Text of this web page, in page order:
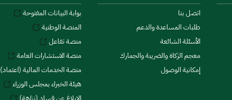
اتصل بنا
طلبات المساعدة والدعم
الأسئلة الشائعة
معجم الزكاة والضريبة والجمارك
إمكانية الوصول
بوابة البيانات المفتوحة
المنصة الوطنية
منصة تفاعل
منصة الاستشارات العامة
منصة الخدمات المالية (اعتماد)
هيئة الخبراء بمجلس الوزراء